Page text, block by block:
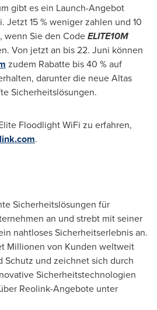
gibt es ein Launch-Angebot
Jetzt 15 % weniger zahlen und 10
wenn Sie den CodeELITE10M
Von jetzt an bis 22. Juni können
zudem Rabatte bis 40 % auf
darunter die neue Altas
Sicherheitslösungen.
Floodlight WiFi zu erfahren,
.
Sicherheitslösungen für
an und strebt mit seiner
nahtloses Sicherheitserlebnis an.
Millionen von Kunden weltweit
und zeichnet sich durch
Sicherheitstechnologien
Reolink-Angebote unter